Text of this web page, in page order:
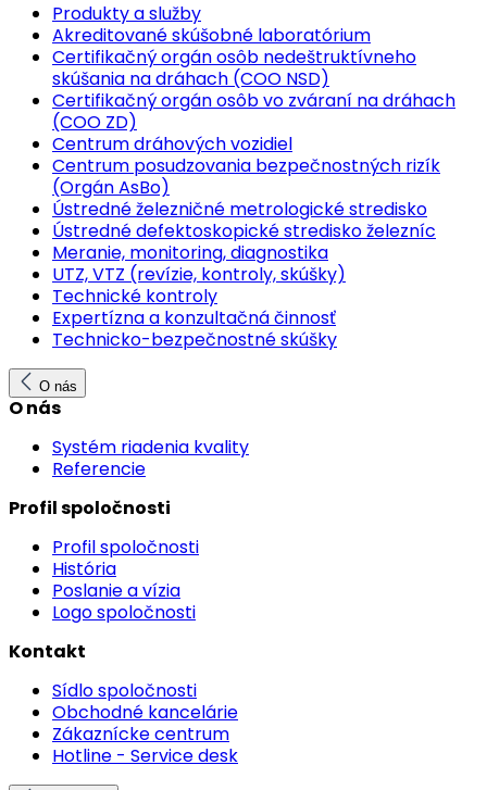
Produkty a služby
Akreditované skúšobné laboratórium
Certifikačný orgán osôb nedeštruktívneho
skúšania na dráhach (COO NSD)
Certifikačný orgán osôb vo zváraní na dráhach
(COO ZD)
Centrum dráhových vozidiel
Centrum posudzovania bezpečnostných rizík
(Orgán AsBo)
Ústredné železničné metrologické stredisko
Ústredné defektoskopické stredisko železníc
Meranie, monitoring, diagnostika
UTZ, VTZ (revízie, kontroly, skúšky)
Technické kontroly
Expertízna a konzultačná činnosť
Technicko-bezpečnostné skúšky
O nás
O nás
Systém riadenia kvality
Referencie
Profil spoločnosti
Profil spoločnosti
História
Poslanie a vízia
Logo spoločnosti
Kontakt
Sídlo spoločnosti
Obchodné kancelárie
Zákaznícke centrum
Hotline - Service desk